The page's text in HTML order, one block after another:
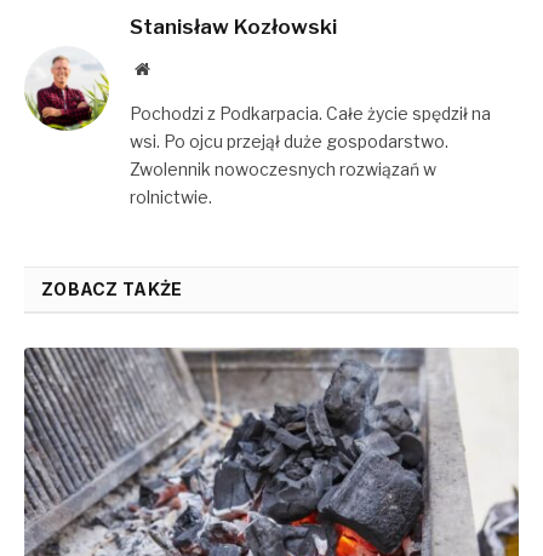
Stanisław Kozłowski
Website
Pochodzi z Podkarpacia. Całe życie spędził na
wsi. Po ojcu przejął duże gospodarstwo.
Zwolennik nowoczesnych rozwiązań w
rolnictwie.
ZOBACZ TAKŻE